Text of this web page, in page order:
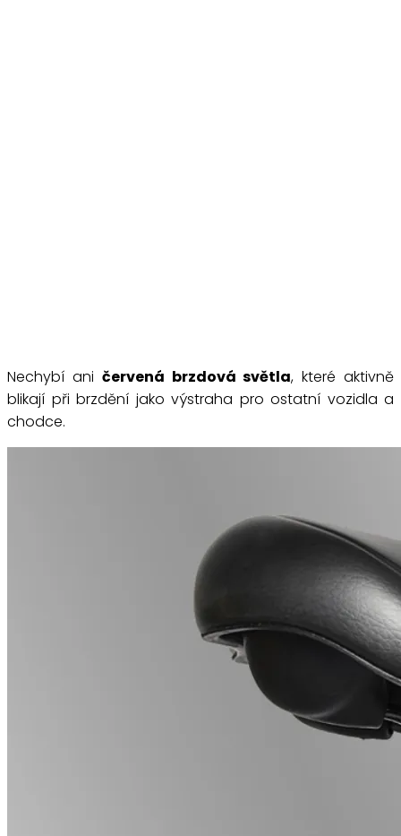
Nechybí ani červená brzdová světla, které aktivně
blikají při brzdění jako výstraha pro ostatní vozidla a
chodce.